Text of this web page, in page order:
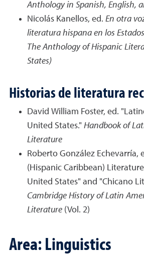
Anthology in Spanish, English,
Nicolás Kanellos, ed. En otra
literatura hispana en los
The Anthology of Hispanic
States)
Historias de literatura
David William Foster, ed.
United States." Handbook of
Literature
Roberto González Echevarría,
(Hispanic Caribbean)
United States" and "Chicano
Cambridge History of Latin
Literature (Vol. 2)
Area: Linguistics